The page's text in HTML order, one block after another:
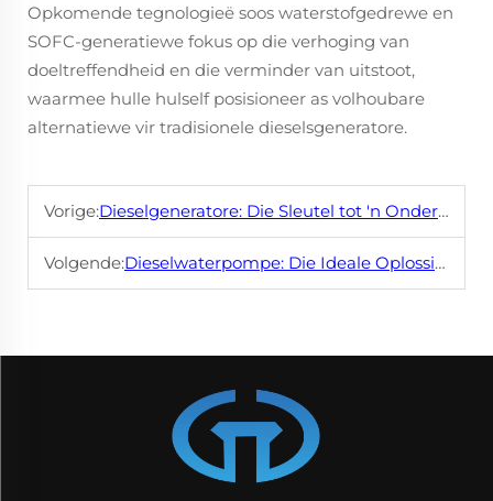
Opkomende tegnologieë soos waterstofgedrewe en
SOFC-generatiewe fokus op die verhoging van
doeltreffendheid en die verminder van uitstoot,
waarmee hulle hulself posisioneer as volhoubare
alternatiewe vir tradisionele dieselsgeneratore.
Vorige:Dieselgeneratore: Die Sleutel tot 'n Onderbroke Stroomvoorsiening
Volgende:Dieselwaterpompe: Die Ideale Oplossing vir Tiesige Bewatering